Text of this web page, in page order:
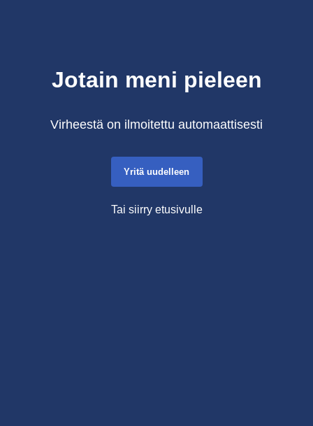
Jotain meni pieleen
Virheestä on ilmoitettu automaattisesti
Yritä uudelleen
Tai siirry etusivulle